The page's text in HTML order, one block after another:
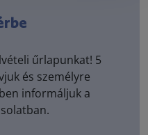
űrlapunkat! 5
és személyre
informáljuk a